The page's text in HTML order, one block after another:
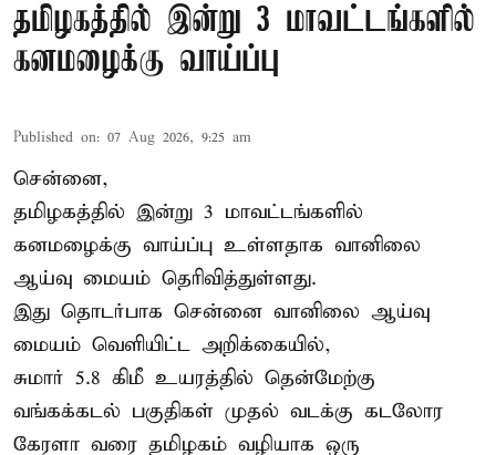
தமிழகத்தில் இன்று 3 மாவட்டங்களில்
கனமழைக்கு வாய்ப்பு
Published on: 07 Aug 2026, 9:25 am
சென்னை,
தமிழகத்தில் இன்று 3 மாவட்டங்களில்
கனமழைக்கு வாய்ப்பு உள்ளதாக வானிலை
ஆய்வு மையம் தெரிவித்துள்ளது.
இது தொடர்பாக சென்னை வானிலை ஆய்வு
மையம் வெளியிட்ட அறிக்கையில்,
சுமார் 5.8 கிமீ உயரத்தில் தென்மேற்கு
வங்கக்கடல் பகுதிகள் முதல் வடக்கு கடலோர
கேரளா வரை தமிழகம் வழியாக ஒரு